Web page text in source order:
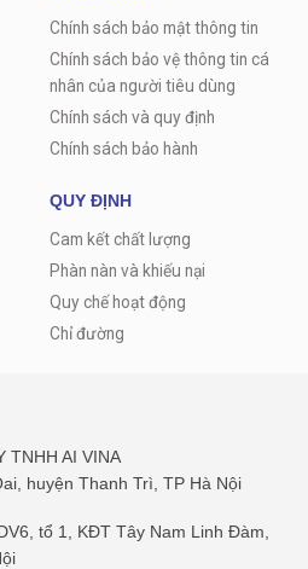
Chính sách bảo mật thông tin
Chính sách bảo vệ thông tin cá
nhân của người tiêu dùng
Chính sách và quy định
Chính sách bảo hành
QUY ĐỊNH
Cam kết chất lượng
Phàn nàn và khiếu nại
Quy chế hoạt động
Chỉ đường
TNHH AI VINA
huyện Thanh Trì, TP Hà Nội
tổ 1, KĐT Tây Nam Linh Đàm,